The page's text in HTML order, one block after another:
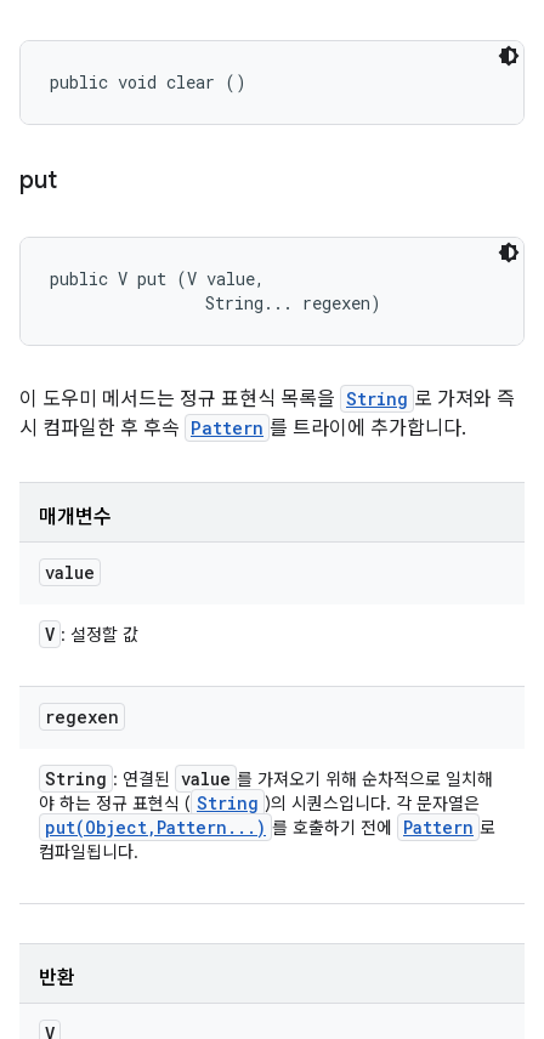
public void clear ()
put
public V put (V value,
                String... regexen)
이 도우미 메서드는 정규 표현식 목록을 String 로 가져와 즉
시 컴파일한 후 후속 Pattern 를 트라이에 추가합니다.
매개변수
value
V : 설정할 값
regexen
String : 연결된 value 를 가져오기 위해 순차적으로 일치해
야 하는 정규 표현식 ( String )의 시퀀스입니다. 각 문자열은
put(Object, Pattern . . . ) 를 호출하기 전에 Pattern 로
컴파일됩니다.
반환
V